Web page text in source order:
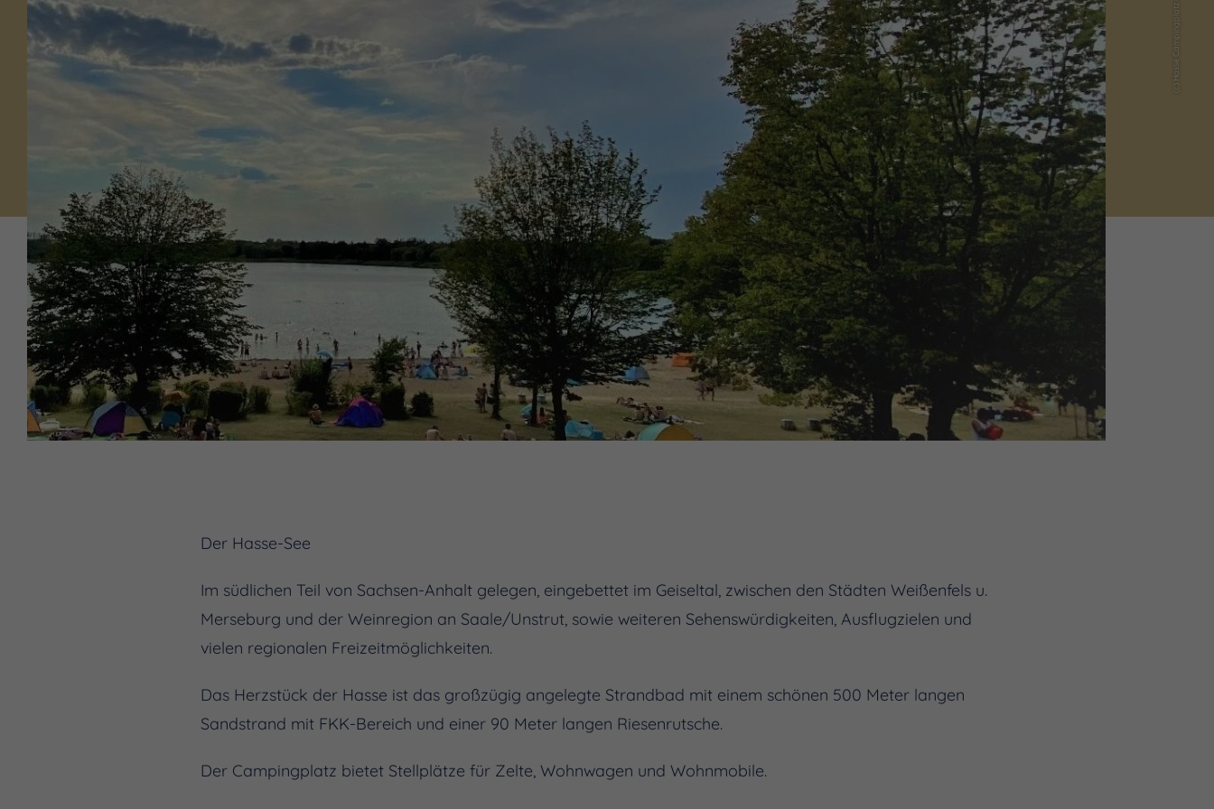
Der Hasse-See
Im südlichen Teil von Sachsen-Anhalt gelegen, eingebettet im Geiseltal, zwischen den Städten Weißenfels u.
Merseburg und der Weinregion an Saale/Unstrut, sowie weiteren Sehenswürdigkeiten, Ausflugzielen und
vielen regionalen Freizeitmöglichkeiten.
Das Herzstück der Hasse ist das großzügig angelegte Strandbad mit einem schönen 500 Meter langen
Sandstrand mit FKK-Bereich und einer 90 Meter langen Riesenrutsche.
Der Campingplatz bietet Stellplätze für Zelte, Wohnwagen und Wohnmobile.